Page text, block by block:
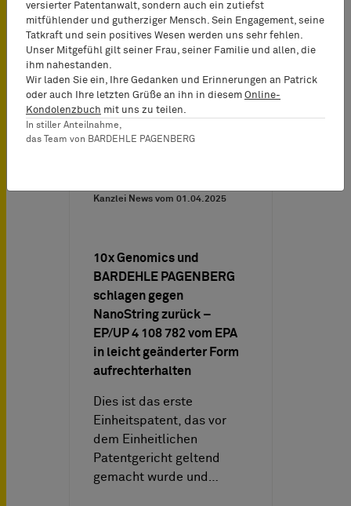
successful representation
of 10x Genomics and…
Kanzlei News vom 01.04.2025
10x Genomics und
BARDEHLE PAGENBERG
schlagen gegen
NanoString zurück –
EP/UP 4 108 782 vom EPA
in leicht geänderter Form
aufrechterhalten
Dies ist das erste
Einheitspatent, das vor
dem Einheitlichen
Patentgericht geltend
gemacht wurde und…
versierter Patentanwalt, sondern auch ein zutiefst
mitfühlender und gutherziger Mensch. Sein Engagement, seine
Tatkraft und sein positives Wesen werden uns sehr fehlen.
Unser Mitgefühl gilt seiner Frau, seiner Familie und allen, die
ihm nahestanden.
Wir laden Sie ein, Ihre Gedanken und Erinnerungen an Patrick
oder auch Ihre letzten Grüße an ihn in diesem Online-
Kondolenzbuch mit uns zu teilen.
In stiller Anteilnahme,
das Team von BARDEHLE PAGENBERG